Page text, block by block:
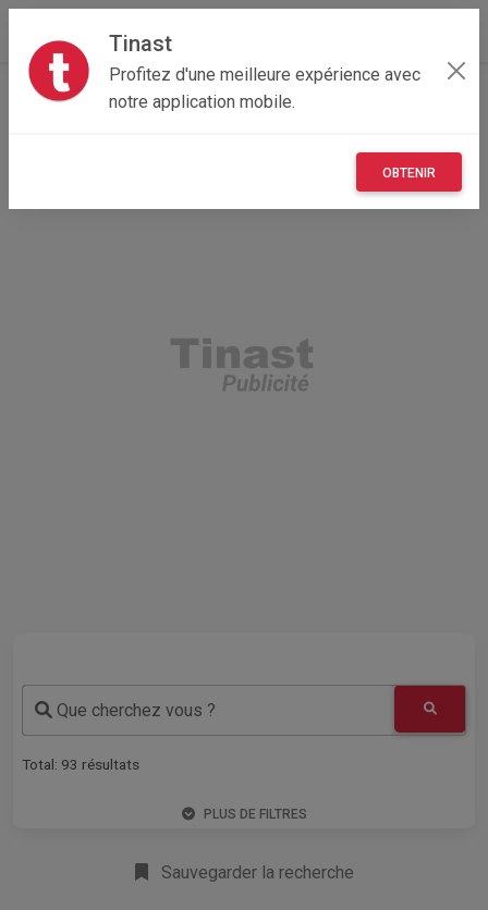
Tinast
Profitez d'une meilleure expérience avec
notre application mobile.
OBTENIR
Accueil Recherche Hauts-de-France
Que cherchez vous ?
Total: 93 résultats
PLUS DE FILTRES
Sauvegarder la recherche